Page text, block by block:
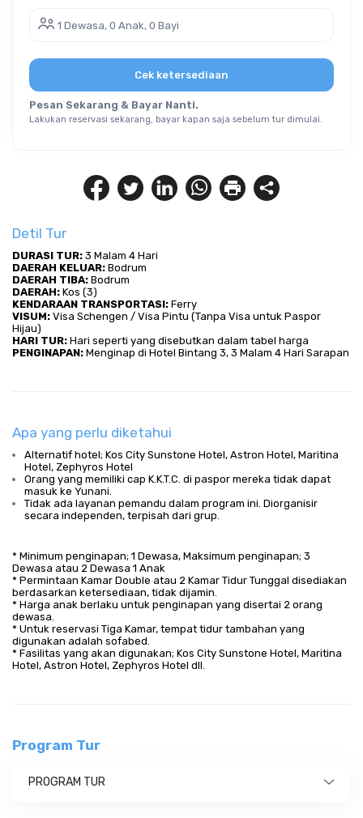
Detil Tur
DURASI TUR: 3 Malam 4 Hari
DAERAH KELUAR: Bodrum
DAERAH TIBA: Bodrum
DAERAH: Kos (3)
KENDARAAN TRANSPORTASI: Ferry
VISUM: Visa Schengen / Visa Pintu (Tanpa Visa untuk Paspor
Hijau)
HARI TUR: Hari seperti yang disebutkan dalam tabel harga
PENGINAPAN: Menginap di Hotel Bintang 3, 3 Malam 4 Hari Sarapan
Apa yang perlu diketahui
Alternatif hotel; Kos City Sunstone Hotel, Astron Hotel, Maritina
Hotel, Zephyros Hotel
Orang yang memiliki cap K.K.T.C. di paspor mereka tidak dapat
masuk ke Yunani.
Tidak ada layanan pemandu dalam program ini. Diorganisir
secara independen, terpisah dari grup.
* Minimum penginapan; 1 Dewasa, Maksimum penginapan; 3
Dewasa atau 2 Dewasa 1 Anak
* Permintaan Kamar Double atau 2 Kamar Tidur Tunggal disediakan
berdasarkan ketersediaan, tidak dijamin.
* Harga anak berlaku untuk penginapan yang disertai 2 orang
dewasa.
* Untuk reservasi Tiga Kamar, tempat tidur tambahan yang
digunakan adalah sofabed.
* Fasilitas yang akan digunakan; Kos City Sunstone Hotel, Maritina
Hotel, Astron Hotel, Zephyros Hotel dll.
Program Tur
PROGRAM TUR
1 Dewasa, 0 Anak, 0 Bayi
Cek ketersediaan
Pesan Sekarang & Bayar Nanti.
Lakukan reservasi sekarang, bayar kapan saja sebelum tur dimulai.